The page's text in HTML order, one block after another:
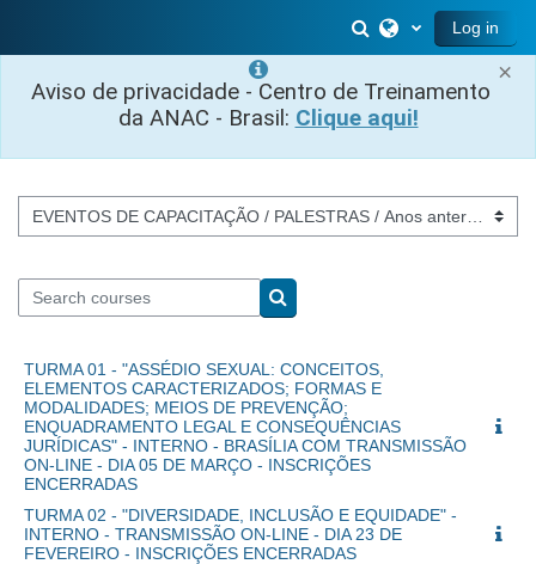
×
Aviso de privacidade - Centro de Treinamento
da ANAC - Brasil: Clique aqui!
Toggle search
Log in
Course categories
Search courses
Search courses
TURMA 01 - "ASSÉDIO SEXUAL: CONCEITOS,
ELEMENTOS CARACTERIZADOS; FORMAS E
MODALIDADES; MEIOS DE PREVENÇÃO;
ENQUADRAMENTO LEGAL E CONSEQUÊNCIAS
JURÍDICAS" - INTERNO - BRASÍLIA COM TRANSMISSÃO
ON-LINE - DIA 05 DE MARÇO - INSCRIÇÕES
ENCERRADAS
TURMA 02 - "DIVERSIDADE, INCLUSÃO E EQUIDADE" -
INTERNO - TRANSMISSÃO ON-LINE - DIA 23 DE
FEVEREIRO - INSCRIÇÕES ENCERRADAS